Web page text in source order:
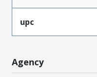
upc
Agency